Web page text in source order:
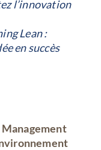
l’innovation
Lean :
en succès